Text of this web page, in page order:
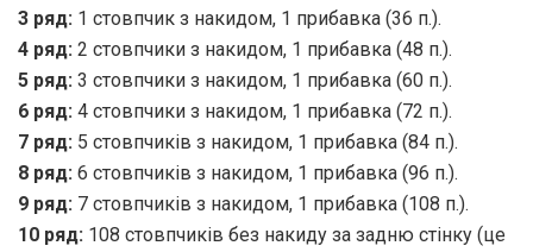
3 ряд: 1 стовпчик з накидом, 1 прибавка (36 п.).
4 ряд: 2 стовпчики з накидом, 1 прибавка (48 п.).
5 ряд: 3 стовпчики з накидом, 1 прибавка (60 п.).
6 ряд: 4 стовпчики з накидом, 1 прибавка (72 п.).
7 ряд: 5 стовпчиків з накидом, 1 прибавка (84 п.).
8 ряд: 6 стовпчиків з накидом, 1 прибавка (96 п.).
9 ряд: 7 стовпчиків з накидом, 1 прибавка (108 п.).
10 ряд: 108 стовпчиків без накиду за задню стінку (це